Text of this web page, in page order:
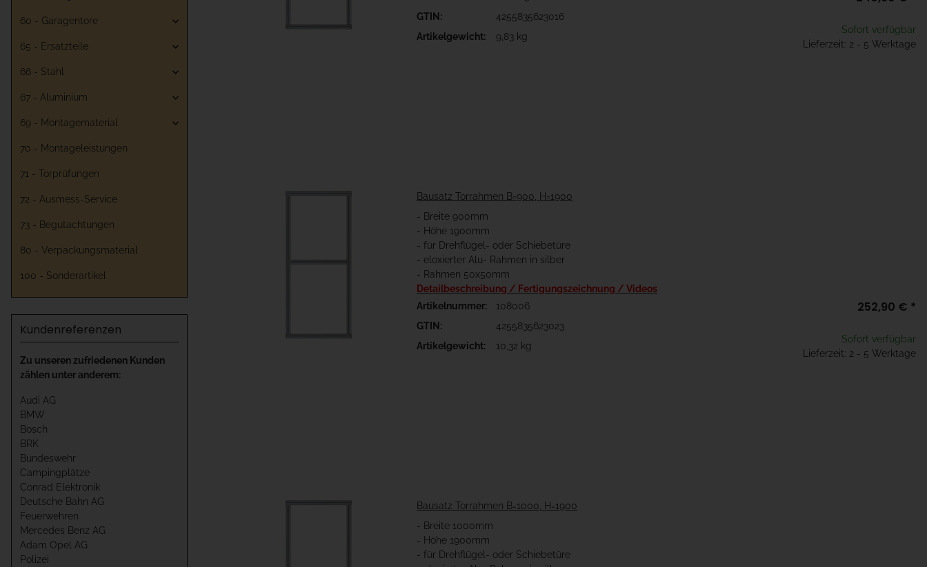
GTIN:
4255835623016
Artikelgewicht:
9,83 kg
Sofort verfügbar
Lieferzeit: 2 - 5 Werktage
Bausatz Torrahmen B=900, H=1900
- Breite 900mm
- Höhe 1900mm
- für Drehflügel- oder Schiebetüre
- eloxierter Alu- Rahmen in silber
- Rahmen 50x50mm
Detailbeschreibung / Fertigungszeichnung / Videos
Artikelnummer:
108006
GTIN:
4255835623023
Artikelgewicht:
10,32 kg
252,90 € *
Sofort verfügbar
Lieferzeit: 2 - 5 Werktage
Bausatz Torrahmen B=1000, H=1900
- Breite 1000mm
- Höhe 1900mm
- für Drehflügel- oder Schiebetüre
60 - Garagentore
65 - Ersatzteile
66 - Stahl
67 - Aluminium
69 - Montagematerial
70 - Montageleistungen
71 - Torprüfungen
72 - Ausmess-Service
73 - Begutachtungen
80 - Verpackungsmaterial
100 - Sonderartikel
Kundenreferenzen
Zu unseren zufriedenen Kunden
zählen unter anderem:
Audi AG
BMW
Bosch
BRK
Bundeswehr
Campingplätze
Conrad Elektronik
Deutsche Bahn AG
Feuerwehren
Mercedes Benz AG
Adam Opel AG
Polizei